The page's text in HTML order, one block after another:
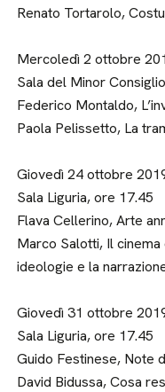
Renato Tortarolo,
Mercoledì 2 ottobre
Sala del Minor
Federico Montaldo,
Paola Pelissetto, La
Giovedì 24 ottobre
Sala Liguria, ore 17.45
Flava Cellerino, Arte
Marco Salotti, Il cinema
ideologie e la
Giovedì 31 ottobre
Sala Liguria, ore 17.45
Guido Festinese, Note
David Bidussa, Cosa